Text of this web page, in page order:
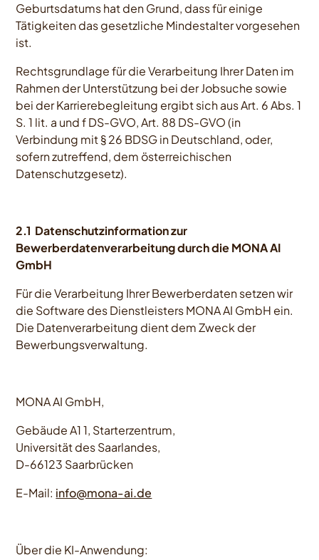
Geburtsdatums hat den Grund, dass für einige
Tätigkeiten das gesetzliche Mindestalter vorgesehen
ist.
Rechtsgrundlage für die Verarbeitung Ihrer Daten im
Rahmen der Unterstützung bei der Jobsuche sowie
bei der Karrierebegleitung ergibt sich aus Art. 6 Abs. 1
S. 1 lit. a und f DS-GVO, Art. 88 DS-GVO (in
Verbindung mit § 26 BDSG in Deutschland, oder,
sofern zutreffend, dem österreichischen
Datenschutzgesetz).
2.1 Datenschutzinformation zur
Bewerberdatenverarbeitung durch die MONA AI
GmbH
Für die Verarbeitung Ihrer Bewerberdaten setzen wir
die Software des Dienstleisters MONA AI GmbH ein.
Die Datenverarbeitung dient dem Zweck der
Bewerbungsverwaltung.
MONA AI GmbH,
Gebäude A1 1, Starterzentrum,
Universität des Saarlandes,
D-66123 Saarbrücken
E-Mail: info@mona-ai.de
Über die KI-Anwendung: